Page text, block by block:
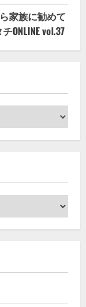
家族に勧めて
ONLINE vol.37